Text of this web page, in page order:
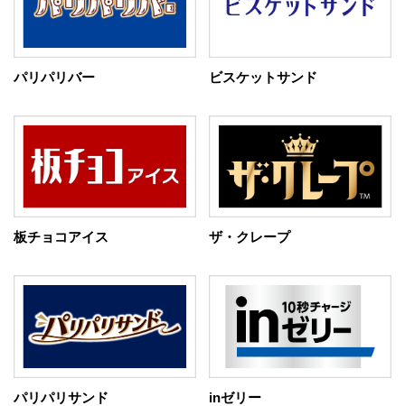
パリパリバー ビスケットサンド
板チョコアイス ザ・クレープ
パリパリサンド inゼリー